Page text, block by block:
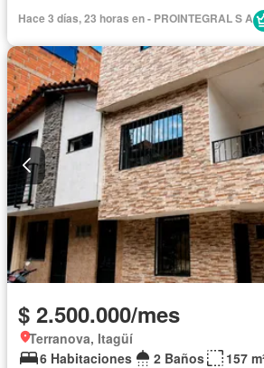
Hace 3 días, 23 horas en - PROINTEGRAL S A
$ 2.500.000/mes
Terranova, Itagüí
6 Habitaciones
2 Baños
157